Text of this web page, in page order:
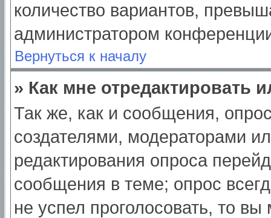
количество вариантов,
администратором
Вернуться к началу
» Как мне отредактировать
Так же, как и сообщения,
создателями, модераторами
редактирования опроса
сообщения в теме; опрос
не успел проголосовать, то